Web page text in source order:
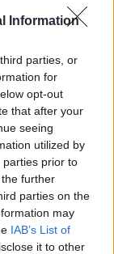
Information
parties, or
for
opt-out
that after your
seeing
utilized by
parties prior to
further
parties on the
may
IAB’s List of
it to other